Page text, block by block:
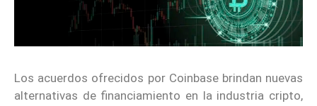
Los acuerdos ofrecidos por Coinbase brindan nuevas
alternativas de financiamiento en la industria cripto,